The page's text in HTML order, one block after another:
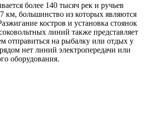
более 140 тысяч рек и ручьев
км, большинство из которых являются
костров и установка стоянок
линий также представляет
отправиться на рыбалку или отдых у
нет линий электропередачи или
оборудования.